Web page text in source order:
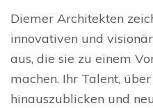
Diemer Architekten
innovativen und
aus, die sie zu einem
machen. Ihr Talent,
hinauszublicken und